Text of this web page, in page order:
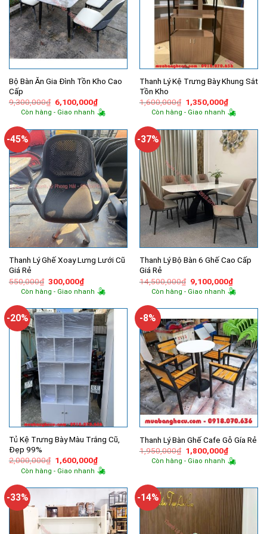
Bộ Bàn Ăn Gia Đình Tồn Kho Cao
Cấp
9,300,000₫ Giá
gốc
là:
6,100,000₫Giá
hiện
tại
6,100,000₫.
Còn hàng - Giao nhanh
Thanh Lý Kệ Trưng Bày Khung Sắt
Tồn Kho
1,600,000₫ Giá
gốc
là:
1,350,000₫Giá
hiện
tại
Còn hàng - Giao nhanh
-45%
Thanh Lý Ghế Xoay Lưng Lưới Cũ
Giá Rẻ
550,000₫ Giá
gốc
là:
300,000₫Giá
hiện
tại
300,000₫.
Còn hàng - Giao nhanh
-37%
Thanh Lý Bộ Bàn 6 Ghế Cao Cấp
Giá Rẻ
14,500,000₫ Giá
gốc
là:
9,100,000₫Giá
hiện
tại
Còn hàng - Giao nhanh
-20%
Tủ Kệ Trưng Bày Màu Trắng Cũ,
Đẹp 99%
2,000,000₫ Giá
gốc
là:
1,600,000₫Giá
hiện
tại
1,600,000₫.
Còn hàng - Giao nhanh
-8%
Thanh Lý Bàn Ghế Cafe Gỗ Gía Rẻ
1,950,000₫ Giá
gốc
là:
1,800,000₫Giá
hiện
tại
Còn hàng - Giao nhanh
-33% -14%